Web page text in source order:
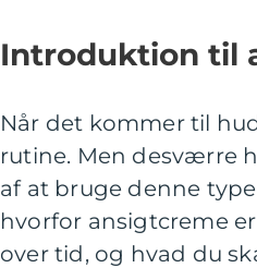
Introduktion til
Når det kommer til
rutine. Men desværre
af at bruge denne
hvorfor ansigtcreme
over tid, og hvad du